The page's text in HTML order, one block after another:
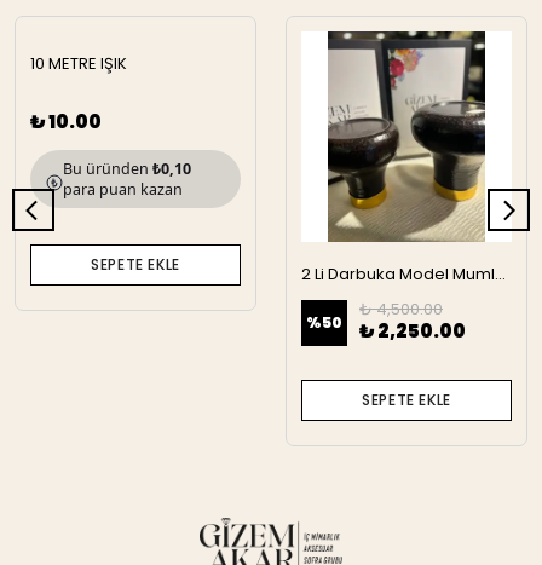
10 METRE IŞIK
₺ 10.00
Bu üründen ₺0,10
para puan kazan
SEPETE EKLE 2 Li Darbuka Model Mumluk
%50
₺ 4,500.00
₺ 2,250.00
SEPETE EKLE